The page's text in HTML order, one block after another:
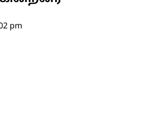
pm